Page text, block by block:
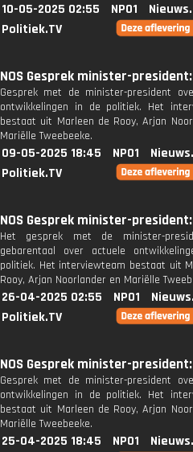
10-05-2025 02:55 NPO1
Politiek.TV
NOS Gesprek minister-
Gesprek met de minister-president
ontwikkelingen in de politiek. Het
bestaat uit Marleen de Rooy, Arjan
Mariëlle Tweebeeke.
09-05-2025 18:45 NPO1
Politiek.TV
NOS Gesprek minister-
Het gesprek met de minister-
gebarentaal over actuele
politiek. Het interviewteam bestaat uit
Rooy, Arjan Noorlander en Mariëlle
26-04-2025 02:55 NPO1
Politiek.TV
NOS Gesprek minister-
Gesprek met de minister-president
ontwikkelingen in de politiek. Het
bestaat uit Marleen de Rooy, Arjan
Mariëlle Tweebeeke.
25-04-2025 18:45 NPO1